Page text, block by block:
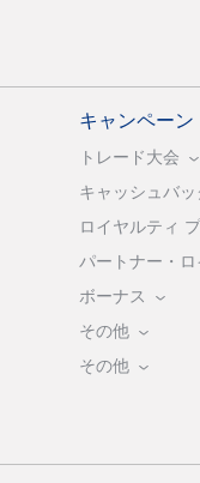
キャンペーン
トレード大会
キャッシュバッ
ロイヤルティ
パートナー・
ボーナス
その他
その他